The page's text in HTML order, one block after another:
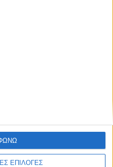
ΕΠΙΛΟΓΕΣ